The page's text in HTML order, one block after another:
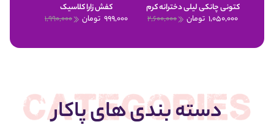
کتونی چانکی لیلی دخترانه کرم
1,050,000 تومان 2,600,000
کفش زارا کلاسیک
999,000 تومان 1,990,000
دسته بندی های پاکار